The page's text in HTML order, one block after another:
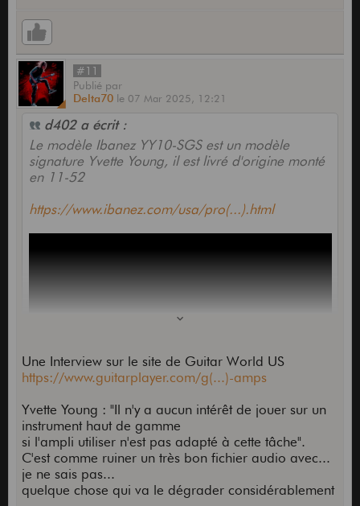
#11
Publié par
Delta70 le 07 Mar 2025, 12:21
d402 a écrit :
Le modèle Ibanez YY10-SGS est un modèle
signature Yvette Young, il est livré d'origine monté
en 11-52
https://www.ibanez.com/usa/pro(...).html
Une Interview sur le site de Guitar World US
https://www.guitarplayer.com/g(...)-amps
Yvette Young : "Il n'y a aucun intérêt de jouer sur un
instrument haut de gamme
si l'ampli utiliser n'est pas adapté à cette tâche".
C'est comme ruiner un très bon fichier audio avec...
je ne sais pas...
quelque chose qui va le dégrader considérablement